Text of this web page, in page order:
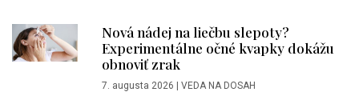
Nová nádej na liečbu slepoty?
Experimentálne očné kvapky dokážu
obnoviť zrak
7. augusta 2026 VEDA NA DOSAH